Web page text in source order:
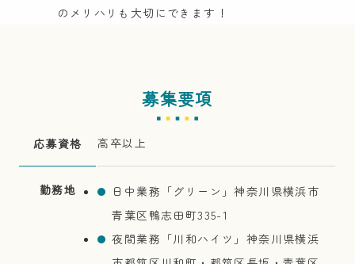
のメリハリも大切にできます！
募集要項
応募資格 高卒以上
勤務地
日中業務「グリーン」神奈川県横浜市
青葉区鴨志田町335-1
夜間業務「川和ハイツ」神奈川県横浜